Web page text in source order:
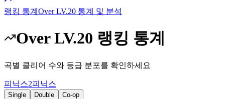
랭킹 통계 Over LV.20 통계 및 분석
Over LV.20 랭킹 통계
곡별 클리어 수와 등급 분포를 확인하세요
피닉스2피닉스
Single Double Co-op